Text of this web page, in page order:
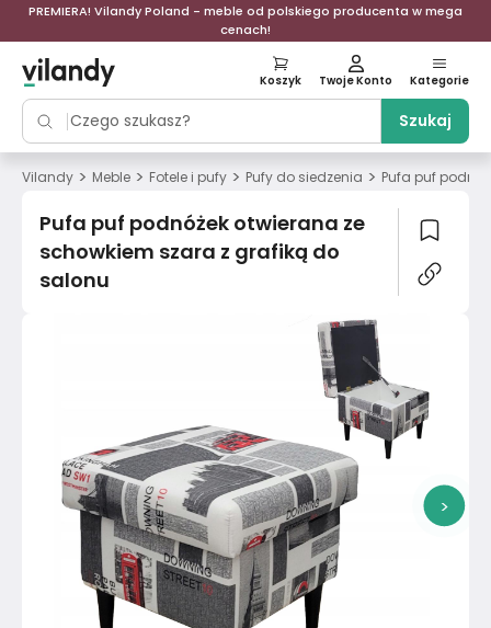
PREMIERA! Vilandy Poland - meble od polskiego producenta w mega
cenach!
Szukaj
Koszyk Twoje Konto Kategorie
Vilandy > Meble > Fotele i pufy > Pufy do siedzenia > Pufa puf
Pufa puf podnóżek otwierana ze
schowkiem szara z grafiką do
salonu
>